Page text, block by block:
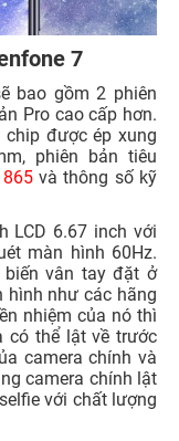
7
bao gồm 2 phiên
Pro cao cấp hơn.
được ép xung
phiên bản tiêu
và thông số kỹ
LCD 6.67 inch với
màn hình 60Hz.
vân tay đặt ở
hình như các hãng
nhiệm của nó thì
có thể lật về trước
camera chính và
camera chính lật
với chất lượng